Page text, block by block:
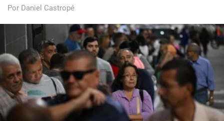
Por Daniel Castropé